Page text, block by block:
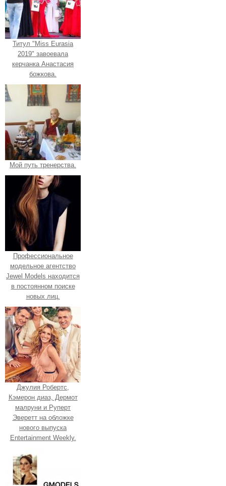
Титул "Miss Eurasia
2019" завоевала
керчанка Анастасия
божкова.
Мой путь тренерства.
Профессиональное
модельное агентство
Jewel Models находится
в постоянном поиске
новых лиц.
Джулия Робертс,
Кэмерон диаз, Дермот
малруни и Руперт
Эверетт на обложке
нового выпуска
Entertainment Weekly.